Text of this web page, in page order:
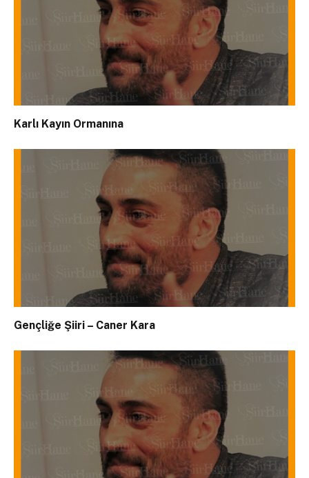
Karlı Kayın Ormanına
Gençliğe Şiiri – Caner Kara